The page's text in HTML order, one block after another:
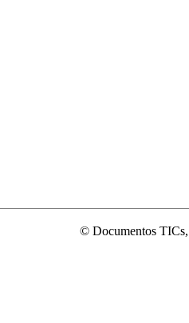
© Documentos